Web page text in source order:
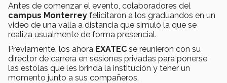
Antes de comenzar el evento, colaboradores del
campus Monterrey felicitaron a los graduandos en un
video de una valla a distancia que simuló la que se
realiza usualmente de forma presencial.
Previamente, los ahora EXATEC se reunieron con su
director de carrera en sesiones privadas para ponerse
las estolas que les brinda la institución y tener un
momento junto a sus compañeros.